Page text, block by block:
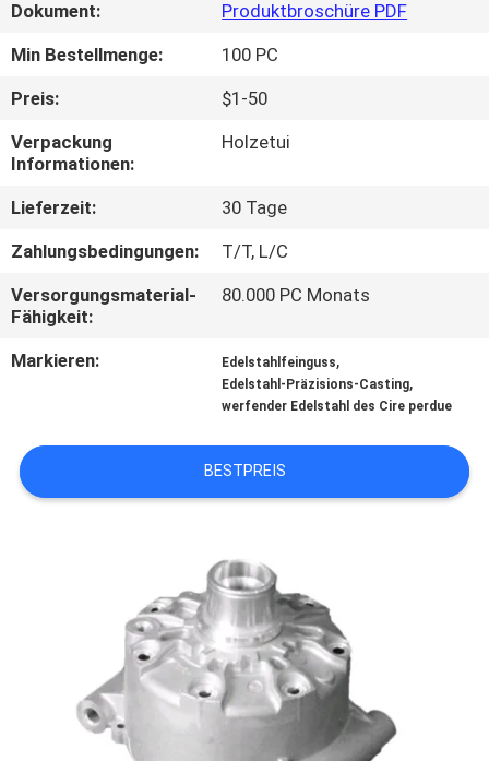
WERKSBESICHTIGUNG
QUALITÄTSKONTROLLE
MIT
UNS
NEUIGKEITEN
EIN
ANGEBOT
DATENSCHUTZRICHTLINIE
Dokument:
Produktbroschüre PDF
Min Bestellmenge:
100 PC
Preis:
$1-50
Verpackung
Informationen:
Holzetui
Lieferzeit:
30 Tage
Zahlungsbedingungen:
T/T, L/C
Versorgungsmaterial-
Fähigkeit:
80.000 PC Monats
Markieren: Edelstahlfeinguss,
Edelstahl-Präzisions-Casting,
werfender Edelstahl des Cire perdue
BESTPREIS